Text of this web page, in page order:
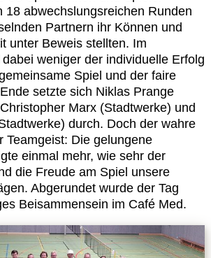
18 abwechslungsreichen Runden
Partnern ihr Können und
unter Beweis stellten. Im
weniger der individuelle Erfolg
Spiel und der faire
setzte sich Niklas Prange
Marx (Stadtwerke) und
durch. Doch der wahre
Teamgeist: Die gelungene
einmal mehr, wie sehr der
die Freude am Spiel unsere
Abgerundet wurde der Tag
Beisammensein im Café Med.